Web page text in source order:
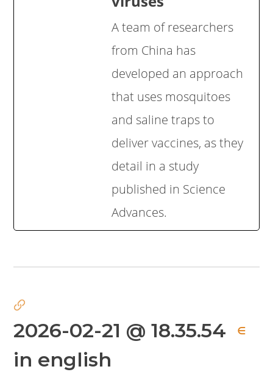
A team of researchers
from China has
developed an approach
that uses mosquitoes
and saline traps to
deliver vaccines, as they
detail in a study
published in Science
Advances.
2026-02-21 @ 18.35.54 ∈
in english